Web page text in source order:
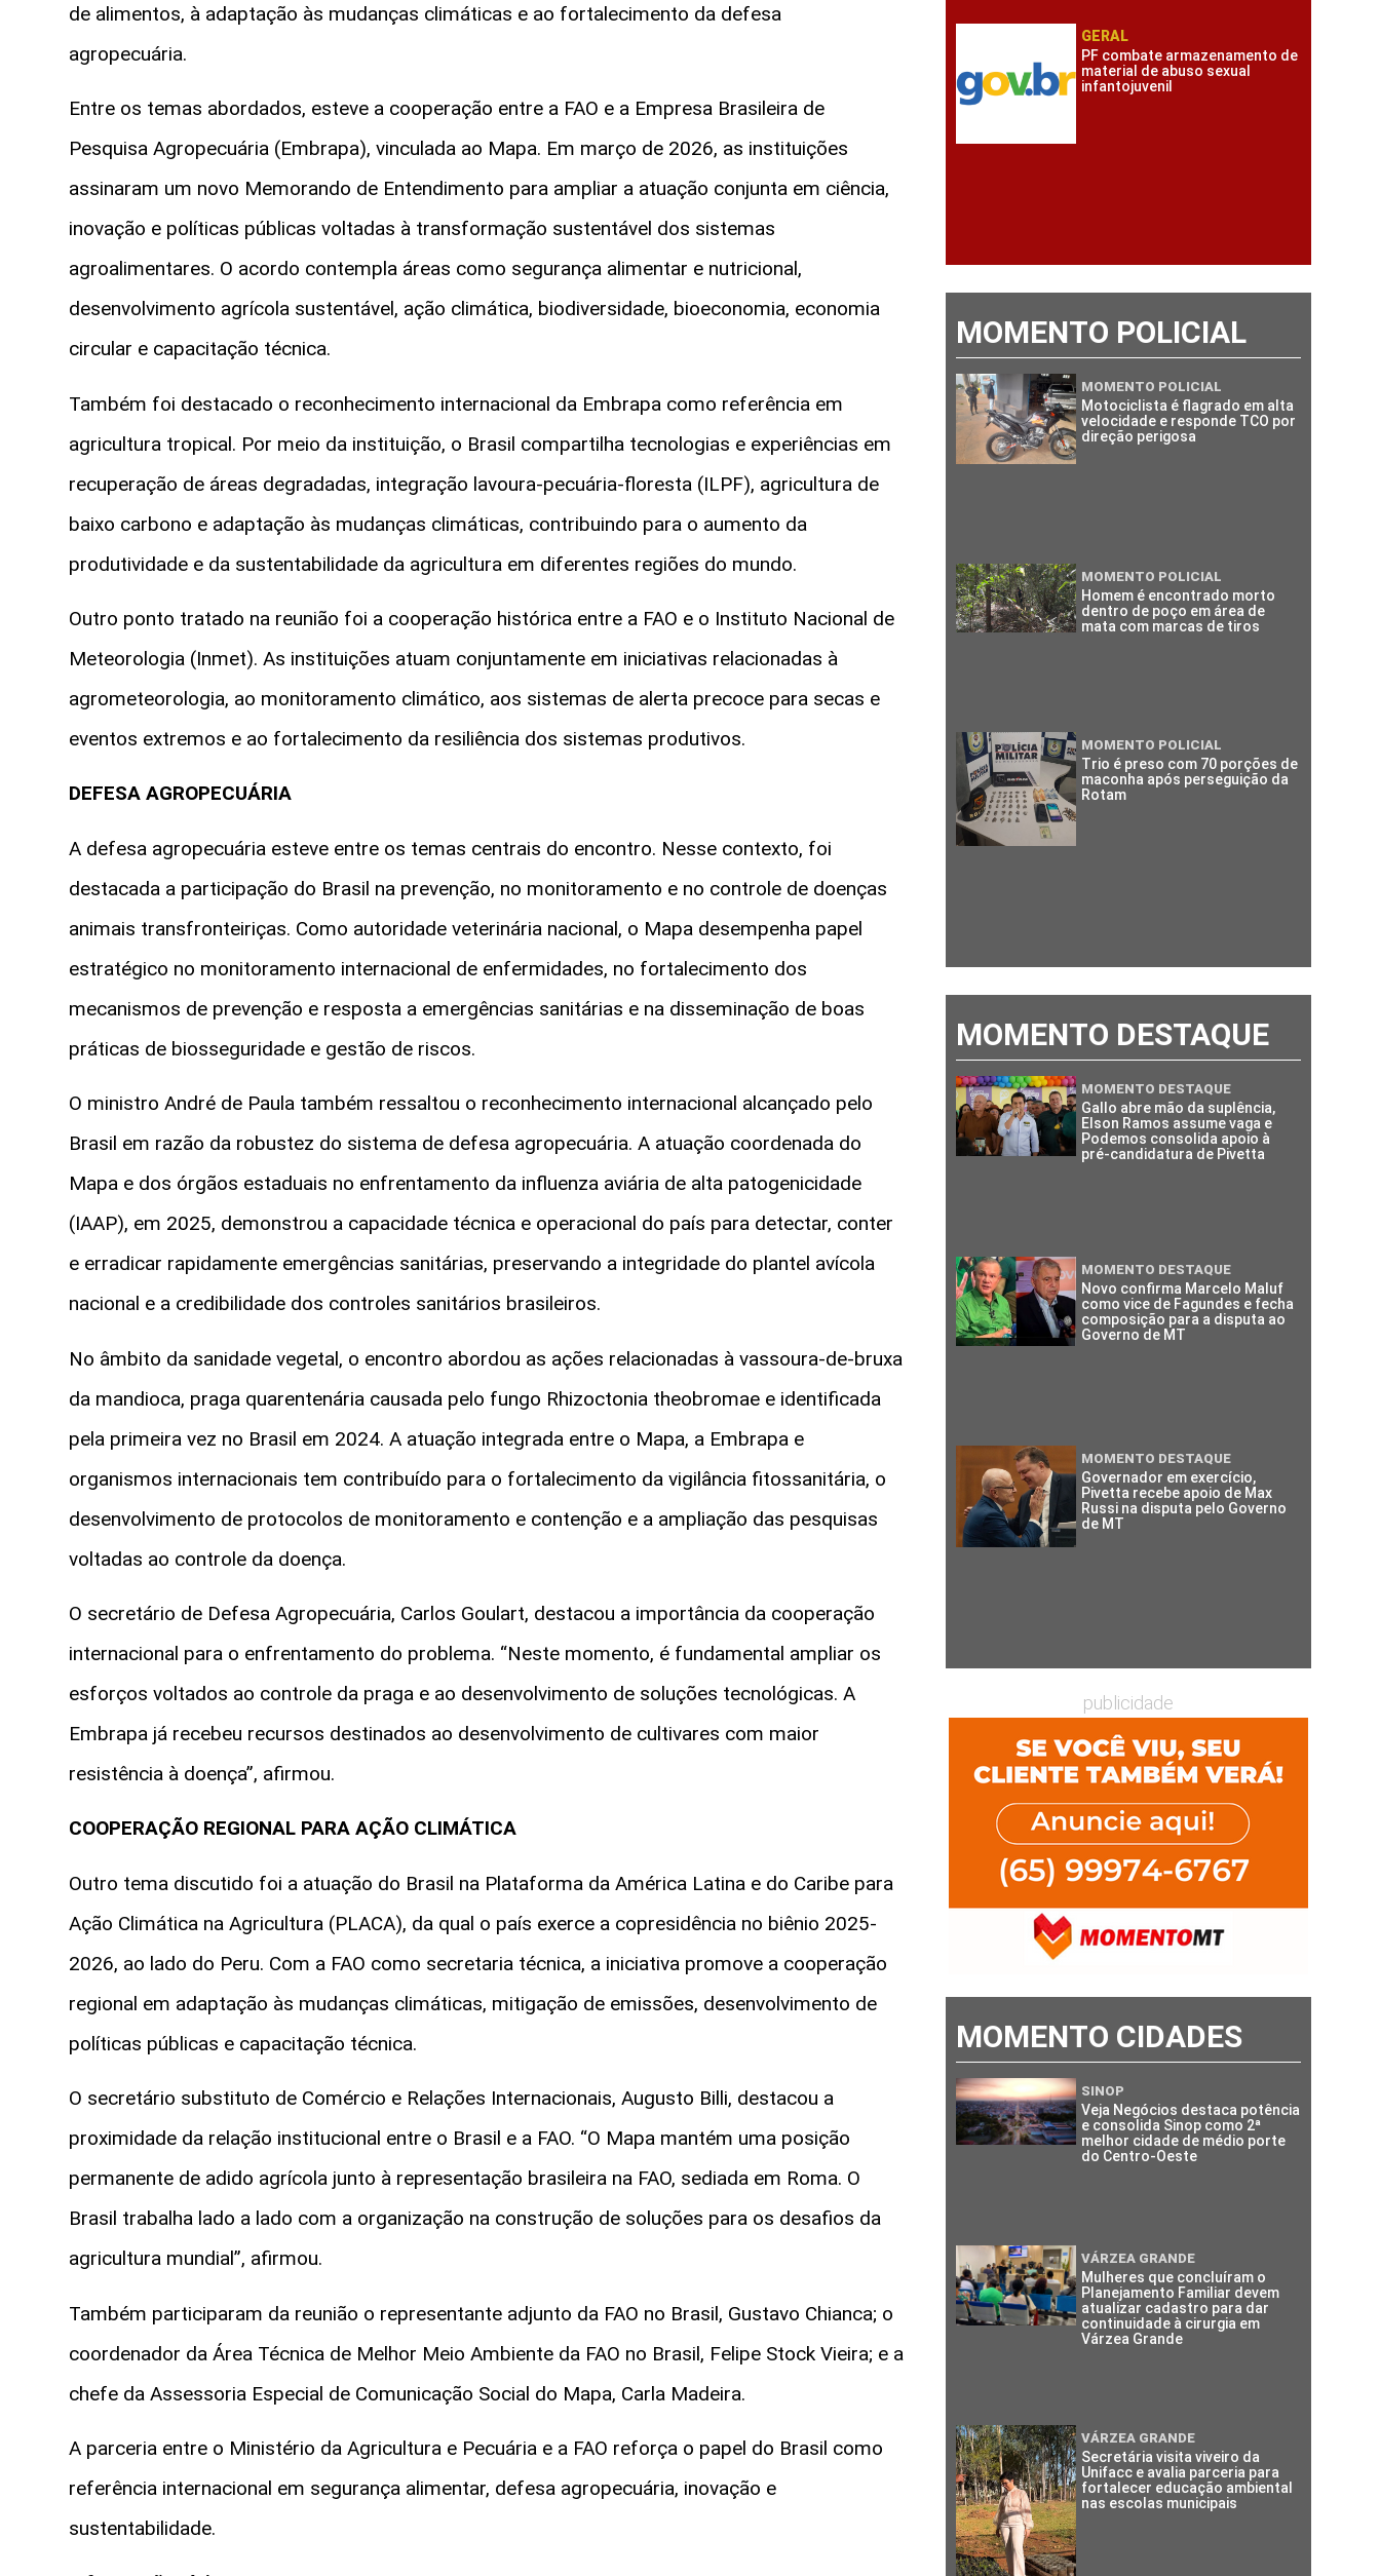
de alimentos, à adaptação às mudanças climáticas e ao fortalecimento da defesa
agropecuária.
Entre os temas abordados, esteve a cooperação entre a FAO e a Empresa Brasileira de
Pesquisa Agropecuária (Embrapa), vinculada ao Mapa. Em março de 2026, as instituições
assinaram um novo Memorando de Entendimento para ampliar a atuação conjunta em ciência,
inovação e políticas públicas voltadas à transformação sustentável dos sistemas
agroalimentares. O acordo contempla áreas como segurança alimentar e nutricional,
desenvolvimento agrícola sustentável, ação climática, biodiversidade, bioeconomia, economia
circular e capacitação técnica.
Também foi destacado o reconhecimento internacional da Embrapa como referência em
agricultura tropical. Por meio da instituição, o Brasil compartilha tecnologias e experiências em
recuperação de áreas degradadas, integração lavoura-pecuária-floresta (ILPF), agricultura de
baixo carbono e adaptação às mudanças climáticas, contribuindo para o aumento da
produtividade e da sustentabilidade da agricultura em diferentes regiões do mundo.
Outro ponto tratado na reunião foi a cooperação histórica entre a FAO e o Instituto Nacional de
Meteorologia (Inmet). As instituições atuam conjuntamente em iniciativas relacionadas à
agrometeorologia, ao monitoramento climático, aos sistemas de alerta precoce para secas e
eventos extremos e ao fortalecimento da resiliência dos sistemas produtivos.
DEFESA AGROPECUÁRIA
A defesa agropecuária esteve entre os temas centrais do encontro. Nesse contexto, foi
destacada a participação do Brasil na prevenção, no monitoramento e no controle de doenças
animais transfronteiriças. Como autoridade veterinária nacional, o Mapa desempenha papel
estratégico no monitoramento internacional de enfermidades, no fortalecimento dos
mecanismos de prevenção e resposta a emergências sanitárias e na disseminação de boas
práticas de biosseguridade e gestão de riscos.
O ministro André de Paula também ressaltou o reconhecimento internacional alcançado pelo
Brasil em razão da robustez do sistema de defesa agropecuária. A atuação coordenada do
Mapa e dos órgãos estaduais no enfrentamento da influenza aviária de alta patogenicidade
(IAAP), em 2025, demonstrou a capacidade técnica e operacional do país para detectar, conter
e erradicar rapidamente emergências sanitárias, preservando a integridade do plantel avícola
nacional e a credibilidade dos controles sanitários brasileiros.
No âmbito da sanidade vegetal, o encontro abordou as ações relacionadas à vassoura-de-bruxa
da mandioca, praga quarentenária causada pelo fungo Rhizoctonia theobromae e identificada
pela primeira vez no Brasil em 2024. A atuação integrada entre o Mapa, a Embrapa e
organismos internacionais tem contribuído para o fortalecimento da vigilância fitossanitária, o
desenvolvimento de protocolos de monitoramento e contenção e a ampliação das pesquisas
voltadas ao controle da doença.
O secretário de Defesa Agropecuária, Carlos Goulart, destacou a importância da cooperação
internacional para o enfrentamento do problema. “Neste momento, é fundamental ampliar os
esforços voltados ao controle da praga e ao desenvolvimento de soluções tecnológicas. A
Embrapa já recebeu recursos destinados ao desenvolvimento de cultivares com maior
resistência à doença”, afirmou.
COOPERAÇÃO REGIONAL PARA AÇÃO CLIMÁTICA
Outro tema discutido foi a atuação do Brasil na Plataforma da América Latina e do Caribe para
Ação Climática na Agricultura (PLACA), da qual o país exerce a copresidência no biênio 2025-
2026, ao lado do Peru. Com a FAO como secretaria técnica, a iniciativa promove a cooperação
regional em adaptação às mudanças climáticas, mitigação de emissões, desenvolvimento de
políticas públicas e capacitação técnica.
O secretário substituto de Comércio e Relações Internacionais, Augusto Billi, destacou a
proximidade da relação institucional entre o Brasil e a FAO. “O Mapa mantém uma posição
permanente de adido agrícola junto à representação brasileira na FAO, sediada em Roma. O
Brasil trabalha lado a lado com a organização na construção de soluções para os desafios da
agricultura mundial”, afirmou.
Também participaram da reunião o representante adjunto da FAO no Brasil, Gustavo Chianca; o
coordenador da Área Técnica de Melhor Meio Ambiente da FAO no Brasil, Felipe Stock Vieira; e a
chefe da Assessoria Especial de Comunicação Social do Mapa, Carla Madeira.
A parceria entre o Ministério da Agricultura e Pecuária e a FAO reforça o papel do Brasil como
referência internacional em segurança alimentar, defesa agropecuária, inovação e
sustentabilidade.
GERAL
PF combate armazenamento de
material de abuso sexual
infantojuvenil
MOMENTO POLICIAL
MOMENTO POLICIAL
Motociclista é flagrado em alta
velocidade e responde TCO por
direção perigosa
MOMENTO POLICIAL
Homem é encontrado morto
dentro de poço em área de
mata com marcas de tiros
MOMENTO POLICIAL
Trio é preso com 70 porções de
maconha após perseguição da
Rotam
MOMENTO DESTAQUE
MOMENTO DESTAQUE
Gallo abre mão da suplência,
Elson Ramos assume vaga e
Podemos consolida apoio à
pré-candidatura de Pivetta
MOMENTO DESTAQUE
Novo confirma Marcelo Maluf
como vice de Fagundes e fecha
composição para a disputa ao
Governo de MT
MOMENTO DESTAQUE
Governador em exercício,
Pivetta recebe apoio de Max
Russi na disputa pelo Governo
de MT
publicidade
MOMENTO CIDADES
SINOP
Veja Negócios destaca potência
e consolida Sinop como 2ª
melhor cidade de médio porte
do Centro-Oeste
VÁRZEA GRANDE
Mulheres que concluíram o
Planejamento Familiar devem
atualizar cadastro para dar
continuidade à cirurgia em
Várzea Grande
VÁRZEA GRANDE
Secretária visita viveiro da
Unifacc e avalia parceria para
fortalecer educação ambiental
nas escolas municipais